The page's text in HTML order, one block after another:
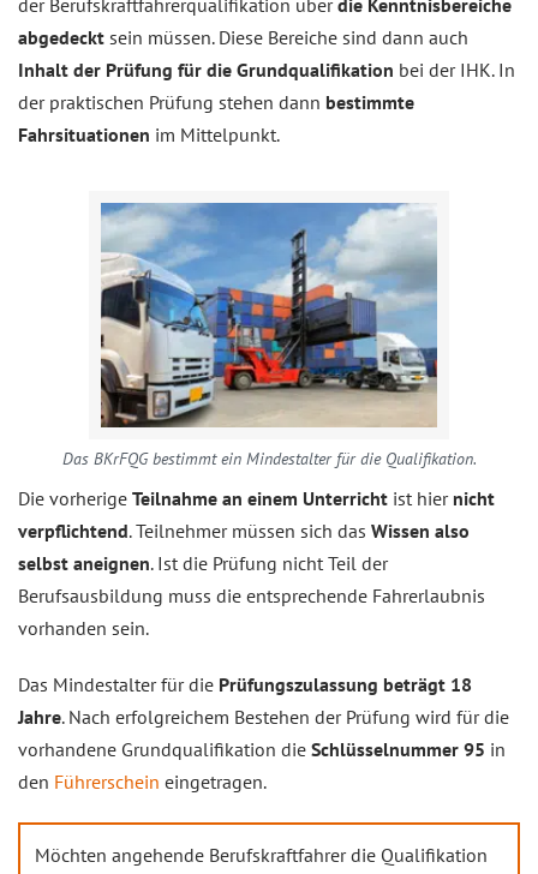
der Berufskraftfahrerqualifikation überdie Kenntnisbereiche
abgedeckt sein müssen. Diese Bereiche sind dann auch
Inhalt der Prüfung für die Grundqualifikation bei der IHK. In
der praktischen Prüfung stehen dann bestimmte
Fahrsituationen im Mittelpunkt.
Das BKrFQG bestimmt ein Mindestalter für die Qualifikation.
Die vorherige Teilnahme an einem Unterricht ist hier nicht
verpflichtend. Teilnehmer müssen sich das Wissen also
selbst aneignen. Ist die Prüfung nicht Teil der
Berufsausbildung muss die entsprechende Fahrerlaubnis
vorhanden sein.
Das Mindestalter für die Prüfungszulassung beträgt 18
Jahre. Nach erfolgreichem Bestehen der Prüfung wird für die
vorhandene Grundqualifikation die Schlüsselnummer 95 in
den Führerschein eingetragen.
Möchten angehende Berufskraftfahrer die Qualifikation